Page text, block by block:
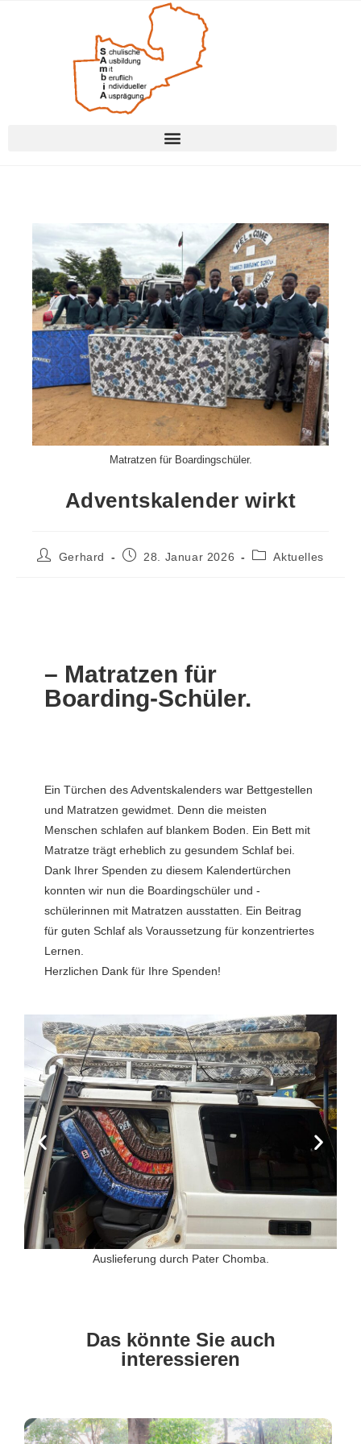
Matratzen für Boardingschüler.
Adventskalender wirkt
Gerhard 28. Januar 2026 Aktuelles
– Matratzen für
Boarding-Schüler.
Ein Türchen des Adventskalenders war Bettgestellen
und Matratzen gewidmet. Denn die meisten
Menschen schlafen auf blankem Boden. Ein Bett mit
Matratze trägt erheblich zu gesundem Schlaf bei.
Dank Ihrer Spenden zu diesem Kalendertürchen
konnten wir nun die Boardingschüler und -
schülerinnen mit Matratzen ausstatten. Ein Beitrag
für guten Schlaf als Voraussetzung für konzentriertes
Lernen.
Herzlichen Dank für Ihre Spenden!
Auslieferung durch Pater Chomba.
Das könnte Sie auch
interessieren